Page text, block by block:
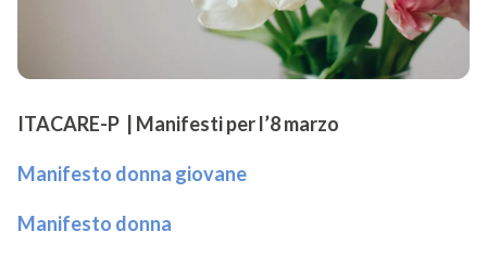
ITACARE-P | Manifesti per l’8 marzo
Manifesto donna giovane
Manifesto donna